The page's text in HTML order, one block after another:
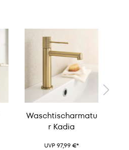
Waschtischarmatu
r Kadia
UVP 97,99 €*